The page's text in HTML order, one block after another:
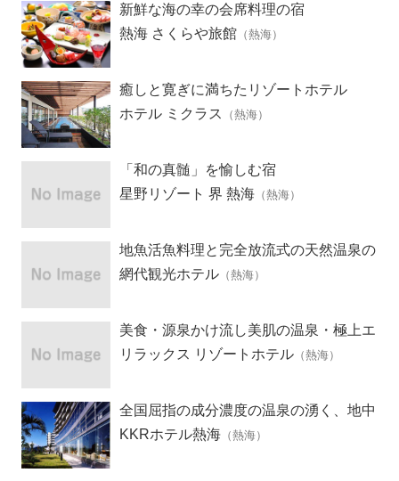
新鮮な海の幸の会席料理の宿
熱海 さくらや旅館 （熱海）
癒しと寛ぎに満ちたリゾートホテル
ホテル ミクラス
（熱海）
「和の真髄」を愉しむ宿
星野リゾート 界 熱海 （熱海）
地魚活魚料理と完全放流式の天然温泉の
宿
網代観光ホテル （熱海）
美食・源泉かけ流し美肌の温泉・極上エ
ステ
リラックス リゾートホテル （熱海）
全国屈指の成分濃度の温泉の湧く、地中
海風リゾートホテル
KKRホテル熱海 （熱海）